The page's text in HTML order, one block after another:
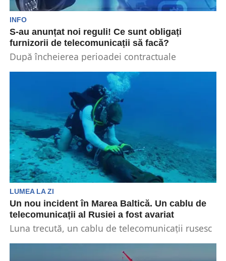
INFO
S-au anunțat noi reguli! Ce sunt obligați
furnizorii de telecomunicații să facă?
După încheierea perioadei contractuale
telecomunicații sunt obligați să furnizeze
consumatorilor informații cu privire...
LUMEA LA ZI
Un nou incident în Marea Baltică. Un cablu de
telecomunicații al Rusiei a fost avariat
Luna trecută, un cablu de telecomunicații rusesc